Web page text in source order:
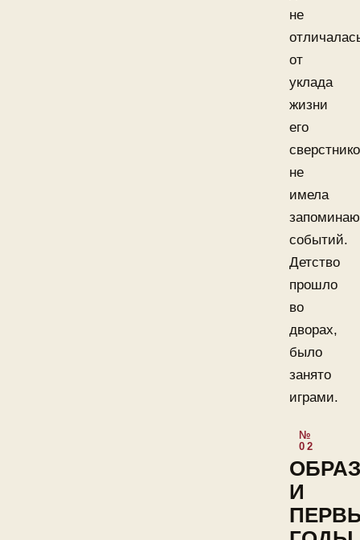
не
от
уклада
жизни
его
не
имела
событий.
Детство
прошло
во
дворах,
было
занято
играми.
И